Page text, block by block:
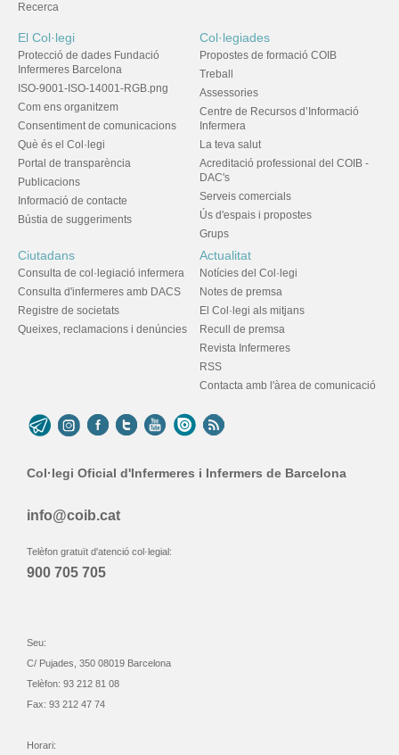
Recerca
El Col·legi
Protecció de dades Fundació
Infermeres Barcelona
ISO-9001-ISO-14001-RGB.png
Com ens organitzem
Consentiment de comunicacions
Què és el Col·legi
Portal de transparència
Publicacions
Informació de contacte
Bústia de suggeriments
Col·legiades
Propostes de formació COIB
Treball
Assessories
Centre de Recursos d’Informació
Infermera
La teva salut
Acreditació professional del COIB -
DAC's
Serveis comercials
Ús d'espais i propostes
Grups
Ciutadans
Consulta de col·legiació infermera
Consulta d'infermeres amb DACS
Registre de societats
Queixes, reclamacions i denúncies
Actualitat
Notícies del Col·legi
Notes de premsa
El Col·legi als mitjans
Recull de premsa
Revista Infermeres
RSS
Contacta amb l'àrea de comunicació
Col·legi Oficial d'Infermeres i Infermers de Barcelona
info@coib.cat
Telèfon gratuït d'atenció col·legial:
900 705 705
Seu:
C/ Pujades, 350 08019 Barcelona
Telèfon: 93 212 81 08
Fax: 93 212 47 74
Horari: